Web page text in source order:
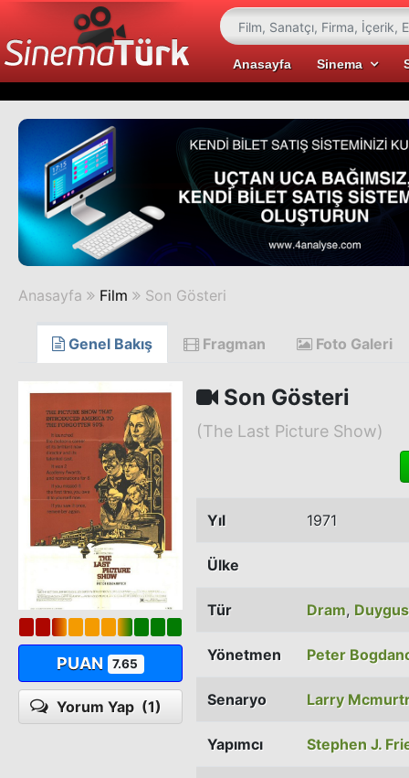
Anasayfa Sinema
Anasayfa Film Son Gösteri
Genel Bakış Fragman Foto Galeri
PUAN 7.65
Yorum Yap (1)
Son Gösteri
(The Last Picture Show)
Yıl 1971
Ülke
Tür Dram,
Yönetmen Peter
Senaryo Larry
Yapımcı Stephen J.